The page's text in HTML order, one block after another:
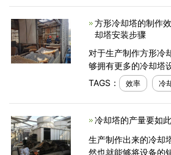
景，那么
方形冷却塔的制作
却塔安装步骤
对于生产制作方形冷
够拥有更多的冷却塔
工作，那么厂家的经
升起来。而厂家想要
有更高的产量，
TAGS： 效率 冷
冷却塔的产量要如
生产制作出来的冷却
然也就能够将设备的